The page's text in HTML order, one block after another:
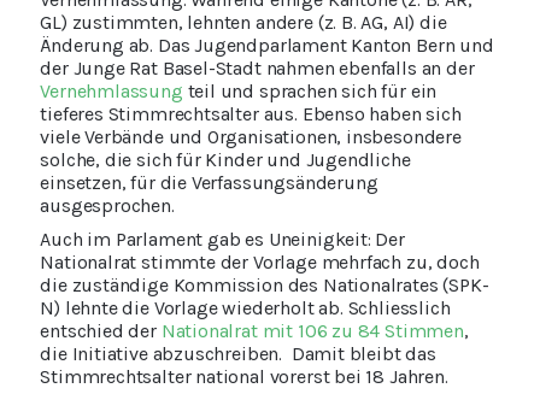
GL) zustimmten, lehnten andere (z. B. AG, AI) die
Änderung ab. Das Jugendparlament Kanton Bern und
der Junge Rat Basel-Stadt nahmen ebenfalls an der
Vernehmlassung teil und sprachen sich für ein
tieferes Stimmrechtsalter aus. Ebenso haben sich
viele Verbände und Organisationen, insbesondere
solche, die sich für Kinder und Jugendliche
einsetzen, für die Verfassungsänderung
ausgesprochen.
Auch im Parlament gab es Uneinigkeit: Der
Nationalrat stimmte der Vorlage mehrfach zu, doch
die zuständige Kommission des Nationalrates (SPK-
N) lehnte die Vorlage wiederholt ab. Schliesslich
entschied der Nationalrat mit 106 zu 84 Stimmen,
die Initiative abzuschreiben. Damit bleibt das
Stimmrechtsalter national vorerst bei 18 Jahren.